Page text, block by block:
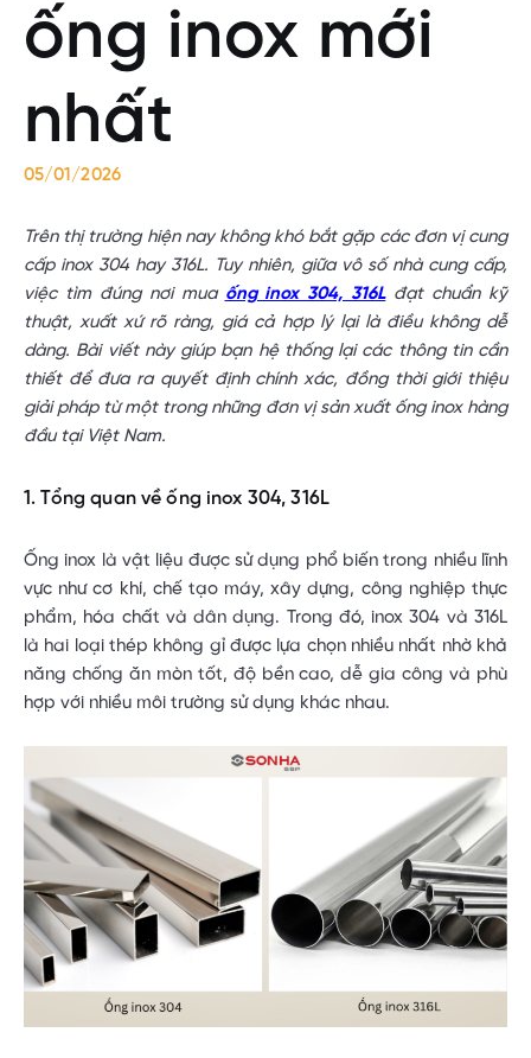
ống inox mới
nhất
05/01/2026
Trên thị trường hiện nay không khó bắt gặp các đơn vị cung
cấp inox 304 hay 316L. Tuy nhiên, giữa vô số nhà cung cấp,
việc tìm đúng nơi mua ống inox 304, 316Lđạt chuẩn kỹ
thuật, xuất xứ rõ ràng, giá cả hợp lý lại là điều không dễ
dàng. Bài viết này giúp bạn hệ thống lại các thông tin cần
thiết để đưa ra quyết định chính xác, đồng thời giới thiệu
giải pháp từ một trong những đơn vị sản xuất ống inox hàng
đầu tại Việt Nam.
1. Tổng quan về ống inox 304, 316L
Ống inox là vật liệu được sử dụng phổ biến trong nhiều lĩnh
vực như cơ khí, chế tạo máy, xây dựng, công nghiệp thực
phẩm, hóa chất và dân dụng. Trong đó, inox 304 và 316L
là hai loại thép không gỉ được lựa chọn nhiều nhất nhờ khả
năng chống ăn mòn tốt, độ bền cao, dễ gia công và phù
hợp với nhiều môi trường sử dụng khác nhau.